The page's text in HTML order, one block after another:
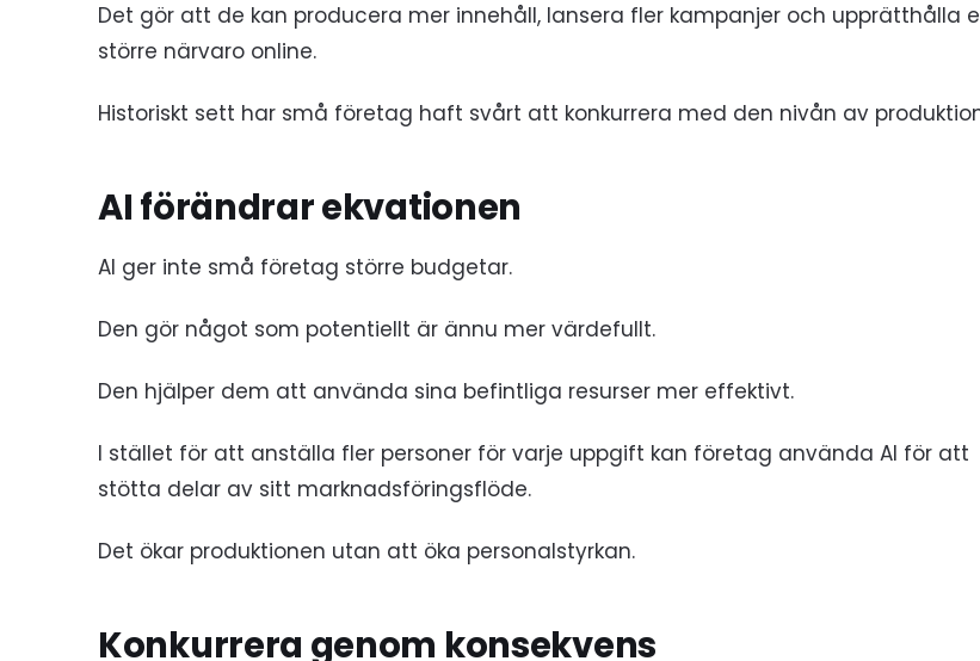
Det gör att de kan producera mer innehåll, lansera fler kampanjer och upprätthålla
större närvaro online.
Historiskt sett har små företag haft svårt att konkurrera med den nivån av
AI förändrar ekvationen
AI ger inte små företag större budgetar.
Den gör något som potentiellt är ännu mer värdefullt.
Den hjälper dem att använda sina befintliga resurser mer effektivt.
I stället för att anställa fler personer för varje uppgift kan företag använda AI för att
stötta delar av sitt marknadsföringsflöde.
Det ökar produktionen utan att öka personalstyrkan.
Konkurrera genom konsekvens